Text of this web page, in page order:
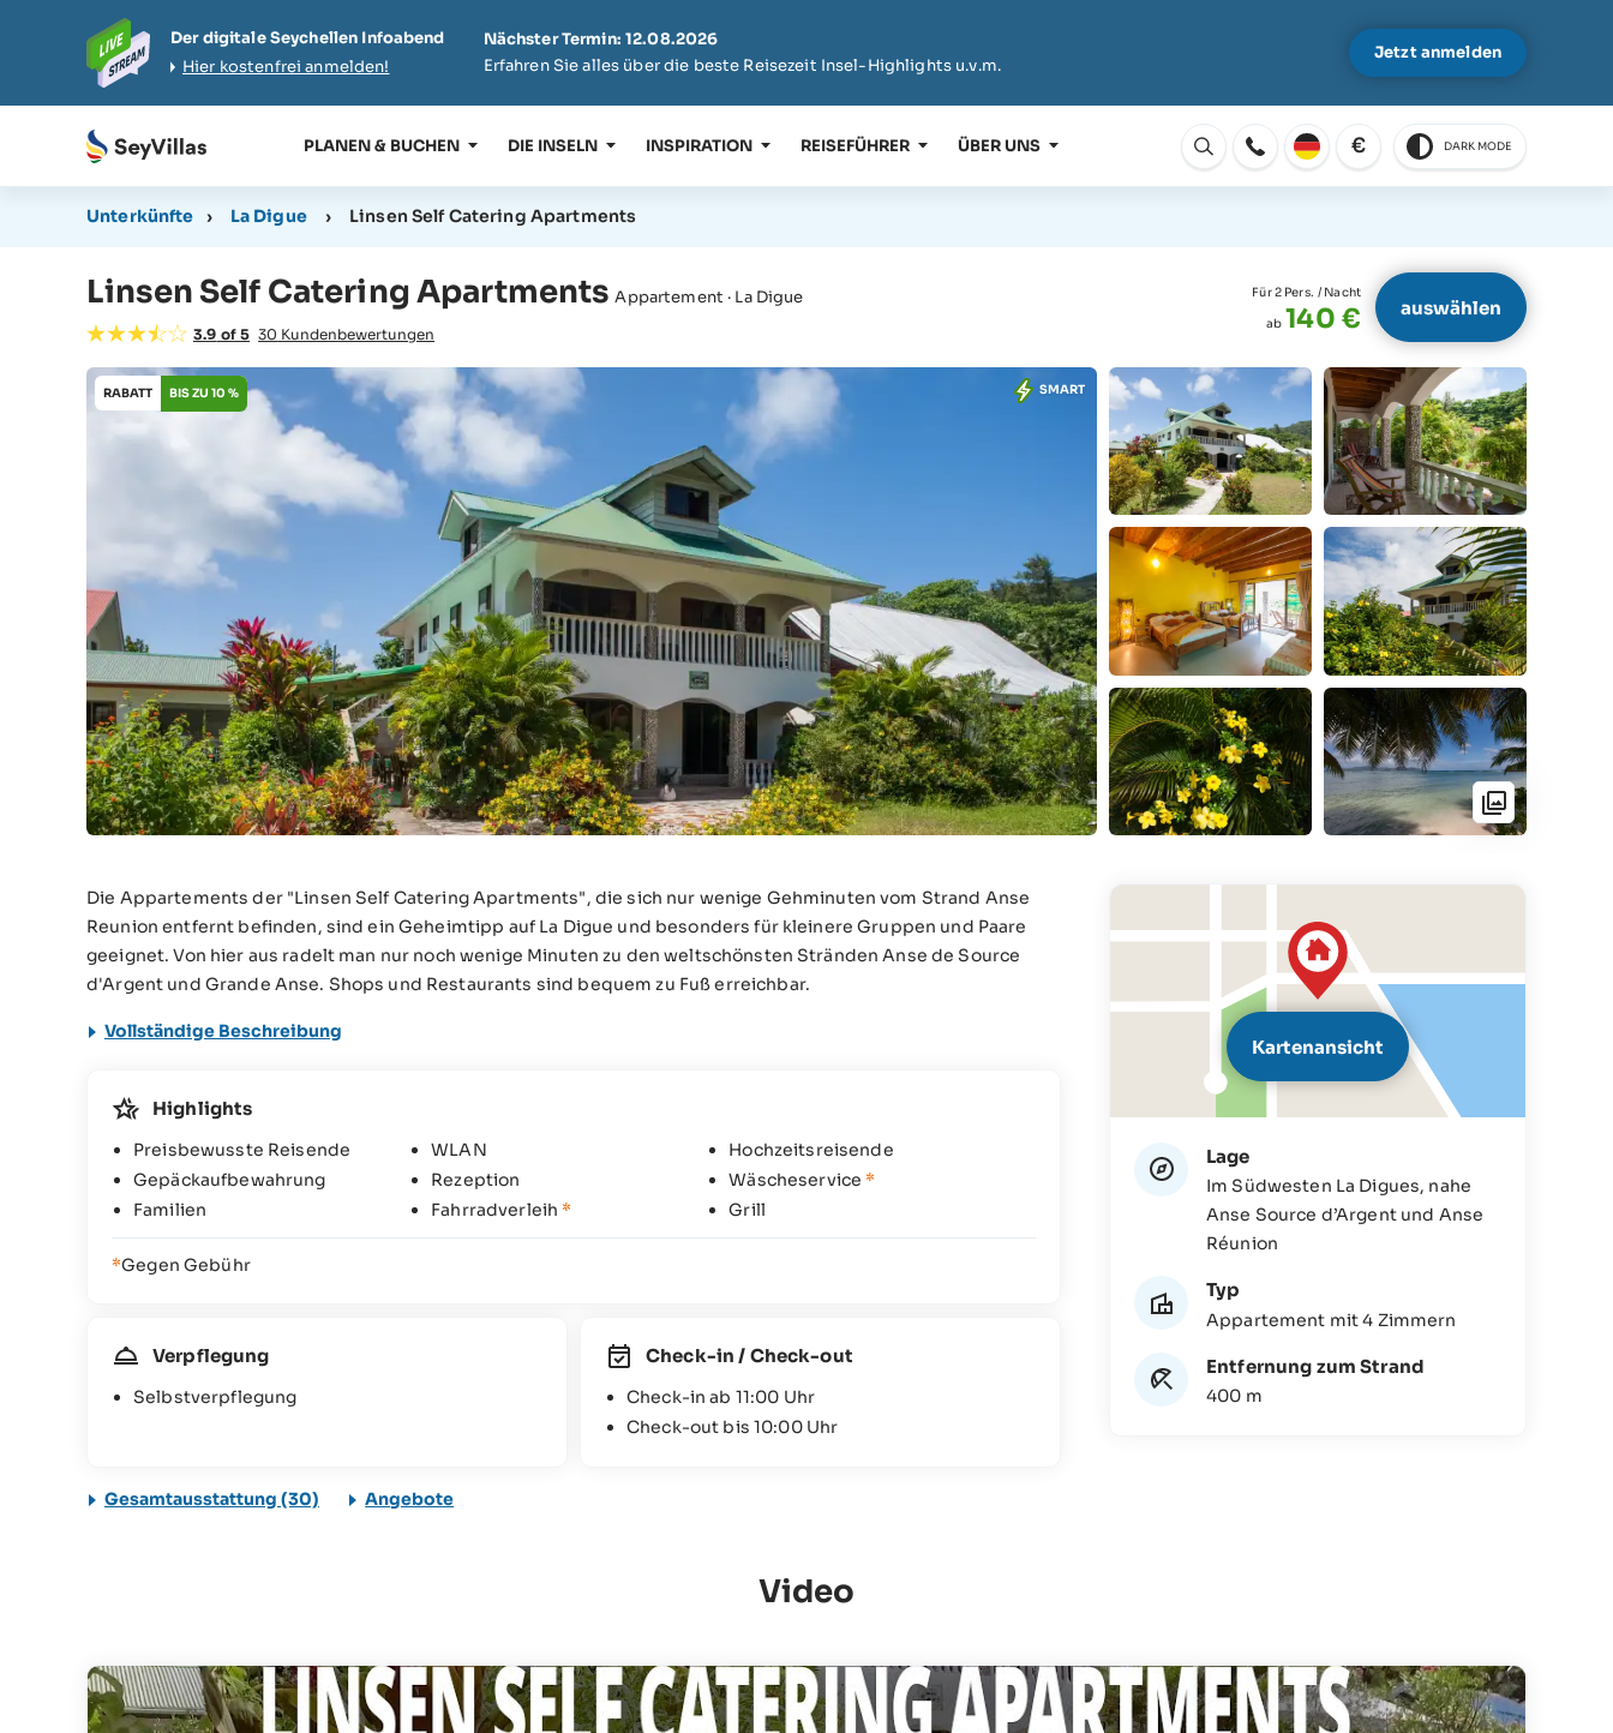
Der digitale Seychellen Infoabend
Hier kostenfrei anmelden!
Nächster Termin: 12.08.2026
Erfahren Sie alles über die beste Reisezeit Insel-Highlights u.v.m.
Jetzt anmelden
PLANEN & BUCHEN DIE INSELN INSPIRATION REISEFÜHRER ÜBER UNS
Öffnen
€ DARK MODE
Unterkünfte › La Digue › Linsen Self Catering Apartments
Linsen Self Catering ApartmentsAppartement · La Digue
3.9 of 5 30 Kundenbewertungen
Für 2 Pers. / Nacht
ab 140 € auswählen
SMART
RABATT BIS ZU 10 %
Die Appartements der "Linsen Self Catering Apartments", die sich nur wenige Gehminuten vom Strand Anse
Reunion entfernt befinden, sind ein Geheimtipp auf La Digue und besonders für kleinere Gruppen und Paare
geeignet. Von hier aus radelt man nur noch wenige Minuten zu den weltschönsten Stränden Anse de Source
d'Argent und Grande Anse. Shops und Restaurants sind bequem zu Fuß erreichbar.
Vollständige Beschreibung
Kartenansicht
Lage
Im Südwesten La Digues, nahe
Anse Source d’Argent und Anse
Réunion
Typ
Appartement mit 4 Zimmern
Entfernung zum Strand
400 m
Highlights
Preisbewusste Reisende WLAN
Hochzeitsreisende
Gepäckaufbewahrung
Rezeption Wäscheservice*
Familien
Fahrradverleih* Grill
*Gegen Gebühr
Verpflegung
Selbstverpflegung
Check-in / Check-out
Check-in ab 11:00 Uhr
Check-out bis 10:00 Uhr
Gesamtausstattung (30) Angebote
Video